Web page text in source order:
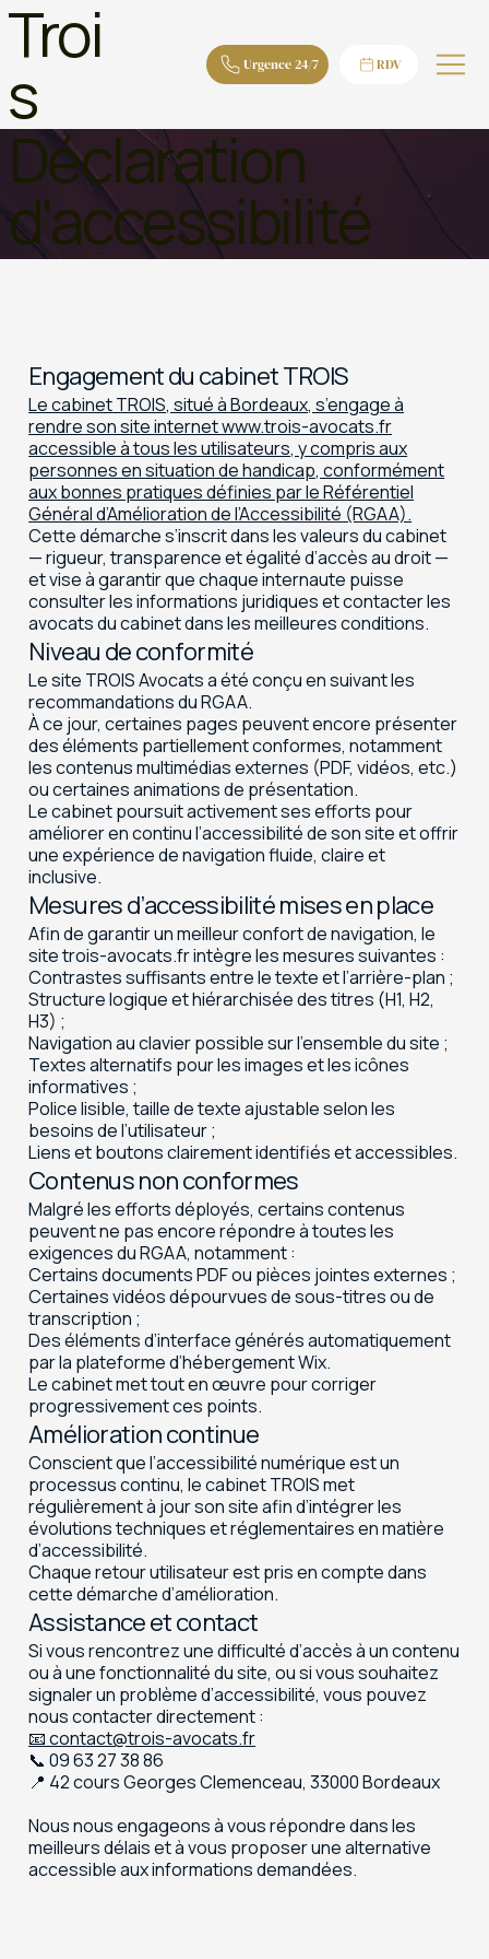
Troi
s Urgence 24/7 RDV
Déclaration
d'accessibilité
Engagement du cabinet TROIS
Le cabinet TROIS, situé à Bordeaux, s’engage à
rendre son site internet www.trois-avocats.fr
accessible à tous les utilisateurs, y compris aux
personnes en situation de handicap, conformément
aux bonnes pratiques définies par le Référentiel
Général d’Amélioration de l’Accessibilité (RGAA).
Cette démarche s’inscrit dans les valeurs du cabinet
— rigueur, transparence et égalité d’accès au droit —
et vise à garantir que chaque internaute puisse
consulter les informations juridiques et contacter les
avocats du cabinet dans les meilleures conditions.
Niveau de conformité
Le site TROIS Avocats a été conçu en suivant les
recommandations du RGAA.
À ce jour, certaines pages peuvent encore présenter
des éléments partiellement conformes, notamment
les contenus multimédias externes (PDF, vidéos, etc.)
ou certaines animations de présentation.
Le cabinet poursuit activement ses efforts pour
améliorer en continu l’accessibilité de son site et offrir
une expérience de navigation fluide, claire et
inclusive.
Mesures d’accessibilité mises en place
Afin de garantir un meilleur confort de navigation, le
site trois-avocats.fr intègre les mesures suivantes :
Contrastes suffisants entre le texte et l’arrière-plan ;
Structure logique et hiérarchisée des titres (H1, H2,
H3) ;
Navigation au clavier possible sur l’ensemble du site ;
Textes alternatifs pour les images et les icônes
informatives ;
Police lisible, taille de texte ajustable selon les
besoins de l’utilisateur ;
Liens et boutons clairement identifiés et accessibles.
Contenus non conformes
Malgré les efforts déployés, certains contenus
peuvent ne pas encore répondre à toutes les
exigences du RGAA, notamment :
Certains documents PDF ou pièces jointes externes ;
Certaines vidéos dépourvues de sous-titres ou de
transcription ;
Des éléments d’interface générés automatiquement
par la plateforme d’hébergement Wix.
Le cabinet met tout en œuvre pour corriger
progressivement ces points.
Amélioration continue
Conscient que l’accessibilité numérique est un
processus continu, le cabinet TROIS met
régulièrement à jour son site afin d’intégrer les
évolutions techniques et réglementaires en matière
d’accessibilité.
Chaque retour utilisateur est pris en compte dans
cette démarche d’amélioration.
Assistance et contact
Si vous rencontrez une difficulté d’accès à un contenu
ou à une fonctionnalité du site, ou si vous souhaitez
signaler un problème d’accessibilité, vous pouvez
nous contacter directement :
📧 contact@trois-avocats.fr
📞 09 63 27 38 86
📍 42 cours Georges Clemenceau, 33000 Bordeaux
Nous nous engageons à vous répondre dans les
meilleurs délais et à vous proposer une alternative
accessible aux informations demandées.